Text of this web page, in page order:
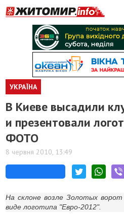
УКРАЇНА
В Киеве высадили
и презентовали
ФОТО
8 червня 2010, 13:49
На склоне возле Золотых
виде логотипа "Евро-2012".